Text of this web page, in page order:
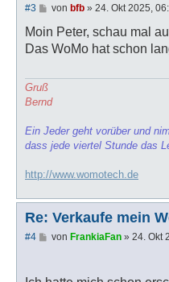
#3
B
i
r
von bfb» 24. Okt 2025,
Moin Peter, schau mal
Das WoMo hat schon
Gruß
Bernd
Ein Jeder geht vorüber und
dass jede viertel Stunde das
http://www.womotech.de
Re: Verkaufe mein
#4
Bvon FrankiaFan» 24. Okt